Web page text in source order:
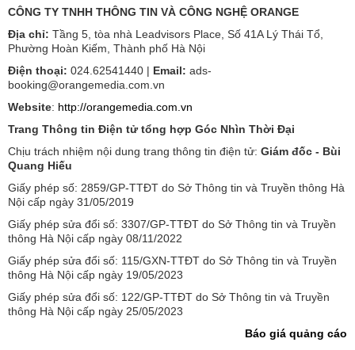
CÔNG TY TNHH THÔNG TIN VÀ CÔNG NGHỆ ORANGE
Địa chỉ: Tầng 5, tòa nhà Leadvisors Place, Số 41A Lý Thái Tổ,
Phường Hoàn Kiếm, Thành phố Hà Nội
Điện thoại: 024.62541440 | Email: ads-
booking@orangemedia.com.vn
Website: http://orangemedia.com.vn
Trang Thông tin Điện tử tổng hợp Góc Nhìn Thời Đại
Chịu trách nhiệm nội dung trang thông tin điện tử: Giám đốc - Bùi
Quang Hiếu
Giấy phép số: 2859/GP-TTĐT do Sở Thông tin và Truyền thông Hà
Nội cấp ngày 31/05/2019
Giấy phép sửa đổi số: 3307/GP-TTĐT do Sở Thông tin và Truyền
thông Hà Nội cấp ngày 08/11/2022
Giấy phép sửa đổi số: 115/GXN-TTĐT do Sở Thông tin và Truyền
thông Hà Nội cấp ngày 19/05/2023
Giấy phép sửa đổi số: 122/GP-TTĐT do Sở Thông tin và Truyền
thông Hà Nội cấp ngày 25/05/2023
Báo giá quảng cáo